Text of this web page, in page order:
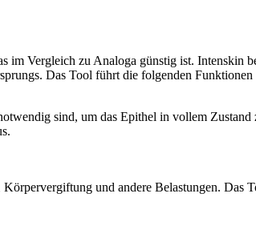
im Vergleich zu Analoga günstig ist.
Das Tool führt die folgenden Funktionen
sind, um das Epithel in vollem Zustand
und andere Belastungen.